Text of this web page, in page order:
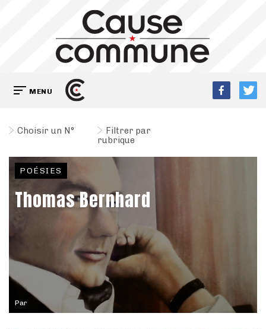
MENU
Choisir un N°
Filtrer par
rubrique
Par
POÉSIES
Thomas Bernhard